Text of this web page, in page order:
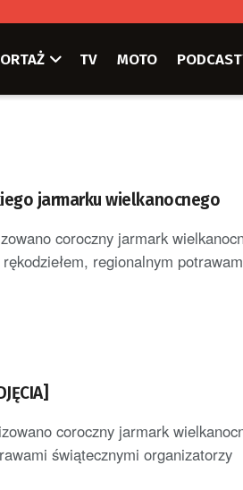
TV MOTO
jarmarku wielkanocnego
coroczny jarmark
regionalnym
coroczny jarmark
świątecznymi organizatorzy